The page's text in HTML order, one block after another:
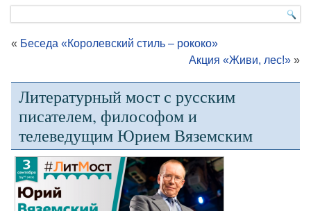
« Беседа «Королевский стиль – рококо»
Акция «Живи, лес!»»
Литературный мост с русским
писателем, философом и
телеведущим Юрием Вяземским